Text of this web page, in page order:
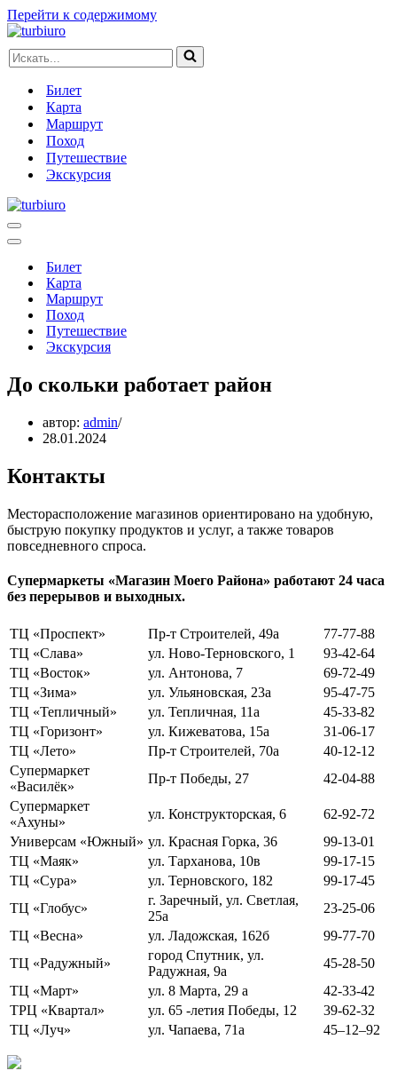
Перейти к содержимому
Искать...
Билет
Карта
Маршрут
Поход
Путешествие
Экскурсия
Меню
навигации
Меню
навигацииБилет
Карта
Маршрут
Поход
Путешествие
Экскурсия
До скольки работает район
автор: admin
28.01.2024
Контакты
Месторасположение магазинов ориентировано на удобную,
быструю покупку продуктов и услуг, а также товаров
повседневного спроса.
Супермаркеты «Магазин Моего Района» работают 24 часа
без перерывов и выходных.
ТЦ «Проспект» Пр-т Строителей, 49а
77-77-88
ТЦ «Слава»
ул. Ново-Терновского, 1
93-42-64
ТЦ «Восток»
ул. Антонова, 7
69-72-49
ТЦ «Зима»
ул. Ульяновская, 23а
95-47-75
ТЦ «Тепличный»
ул. Тепличная, 11а
45-33-82
ТЦ «Горизонт»
ул. Кижеватова, 15а
31-06-17
ТЦ «Лето»
Пр-т Строителей, 70а
40-12-12
Супермаркет
«Василёк»
Пр-т Победы, 27
42-04-88
Супермаркет
«Ахуны»
ул. Конструкторская, 6
62-92-72
Универсам «Южный» ул. Красная Горка, 36
99-13-01
ТЦ «Маяк»
ул. Тарханова, 10в
99-17-15
ТЦ «Сура»
ул. Терновского, 182
99-17-45
ТЦ «Глобус»
г. Заречный, ул. Светлая,
25а
23-25-06
ТЦ «Весна»
ул. Ладожская, 162б
99-77-70
ТЦ «Радужный»
город Спутник, ул.
Радужная, 9а
45-28-50
ТЦ «Март»
ул. 8 Марта, 29 а
42-33-42
ТРЦ «Квартал»
ул. 65 -летия Победы, 12
39-62-32
ТЦ «Луч»
ул. Чапаева, 71а 45‒12‒92